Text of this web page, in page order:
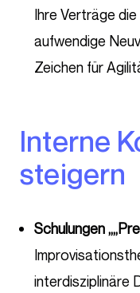
Ihre Verträge
aufwendige
Zeichen für
Interne Kompetenz
steigern
Schulungen
interdisziplinäre